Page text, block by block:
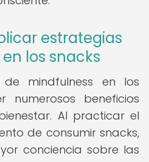
estrategias
los snacks
mindfulness en los
numerosos beneficios
Al practicar el
de consumir snacks,
conciencia sobre las